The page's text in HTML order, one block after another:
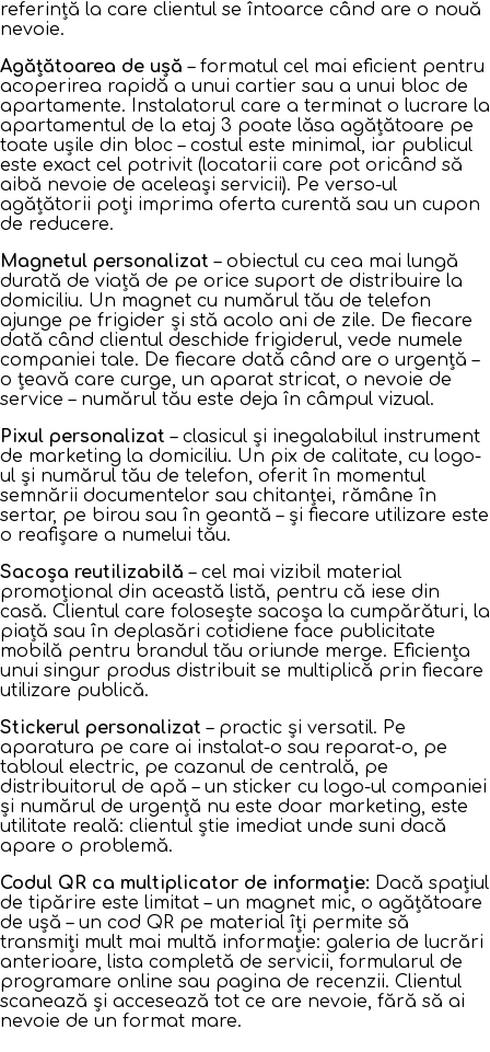
referință la care clientul se întoarce când are o nouă
nevoie.
Agățătoarea de ușă – formatul cel mai eficient pentru
acoperirea rapidă a unui cartier sau a unui bloc de
apartamente. Instalatorul care a terminat o lucrare la
apartamentul de la etaj 3 poate lăsa agățătoare pe
toate ușile din bloc – costul este minimal, iar publicul
este exact cel potrivit (locatarii care pot oricând să
aibă nevoie de aceleași servicii). Pe verso-ul
agățătorii poți imprima oferta curentă sau un cupon
de reducere.
Magnetul personalizat – obiectul cu cea mai lungă
durată de viață de pe orice suport de distribuire la
domiciliu. Un magnet cu numărul tău de telefon
ajunge pe frigider și stă acolo ani de zile. De fiecare
dată când clientul deschide frigiderul, vede numele
companiei tale. De fiecare dată când are o urgență –
o țeavă care curge, un aparat stricat, o nevoie de
service – numărul tău este deja în câmpul vizual.
Pixul personalizat – clasicul și inegalabilul instrument
de marketing la domiciliu. Un pix de calitate, cu logo-
ul și numărul tău de telefon, oferit în momentul
semnării documentelor sau chitanței, rămâne în
sertar, pe birou sau în geantă – și fiecare utilizare este
o reafișare a numelui tău.
Sacoșa reutilizabilă – cel mai vizibil material
promoțional din această listă, pentru că iese din
casă. Clientul care folosește sacoșa la cumpărături, la
piață sau în deplasări cotidiene face publicitate
mobilă pentru brandul tău oriunde merge. Eficiența
unui singur produs distribuit se multiplică prin fiecare
utilizare publică.
Stickerul personalizat – practic și versatil. Pe
aparatura pe care ai instalat-o sau reparat-o, pe
tabloul electric, pe cazanul de centrală, pe
distribuitorul de apă – un sticker cu logo-ul companiei
și numărul de urgență nu este doar marketing, este
utilitate reală: clientul știe imediat unde suni dacă
apare o problemă.
Codul QR ca multiplicator de informație: Dacă spațiul
de tipărire este limitat – un magnet mic, o agățătoare
de ușă – un cod QR pe material îți permite să
transmiți mult mai multă informație: galeria de lucrări
anterioare, lista completă de servicii, formularul de
programare online sau pagina de recenzii. Clientul
scanează și accesează tot ce are nevoie, fără să ai
nevoie de un format mare.